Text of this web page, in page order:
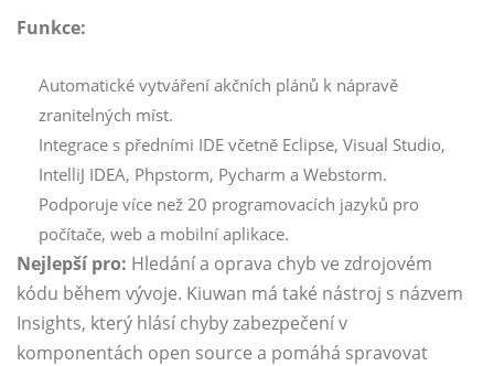
Funkce:
Automatické vytváření akčních plánů k nápravě
zranitelných míst.
Integrace s předními IDE včetně Eclipse, Visual Studio,
IntelliJ IDEA, Phpstorm, Pycharm a Webstorm.
Podporuje více než 20 programovacích jazyků pro
počítače, web a mobilní aplikace.
Nejlepší pro: Hledání a oprava chyb ve zdrojovém
kódu během vývoje. Kiuwan má také nástroj s názvem
Insights, který hlásí chyby zabezpečení v
komponentách open source a pomáhá spravovat